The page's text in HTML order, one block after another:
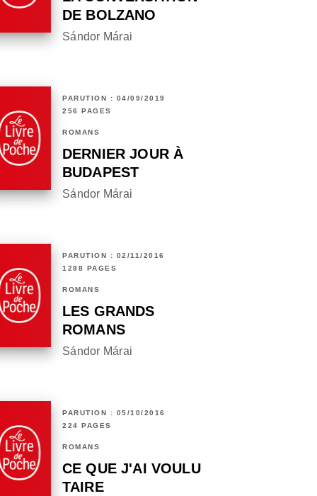
DE BOLZANO
Sándor Márai
PARUTION : 04/09/2019
256 PAGES
ROMANS
DERNIER JOUR À
BUDAPEST
Sándor Márai
PARUTION : 02/11/2016
1288 PAGES
ROMANS
LES GRANDS
ROMANS
Sándor Márai
PARUTION : 05/10/2016
224 PAGES
ROMANS
CE QUE J'AI VOULU
TAIRE